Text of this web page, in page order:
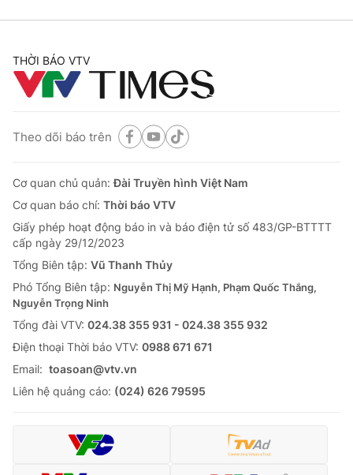
THỜI BÁO VTV
Theo dõi báo trên
Cơ quan chủ quản:Đài Truyền hình Việt Nam
Cơ quan báo chí: Thời báo VTV
Giấy phép hoạt động báo in và báo điện tử số 483/GP-BTTTT
cấp ngày 29/12/2023
Tổng Biên tập: Vũ Thanh Thủy
Phó Tổng Biên tập: Nguyễn Thị Mỹ Hạnh, Phạm Quốc Thắng,
Nguyễn Trọng Ninh
Tổng đài VTV: 024.38 355 931 - 024.38 355 932
Ðiện thoại Thời báo VTV: 0988 671 671
Email: toasoan@vtv.vn
Liên hệ quảng cáo: (024) 626 79595